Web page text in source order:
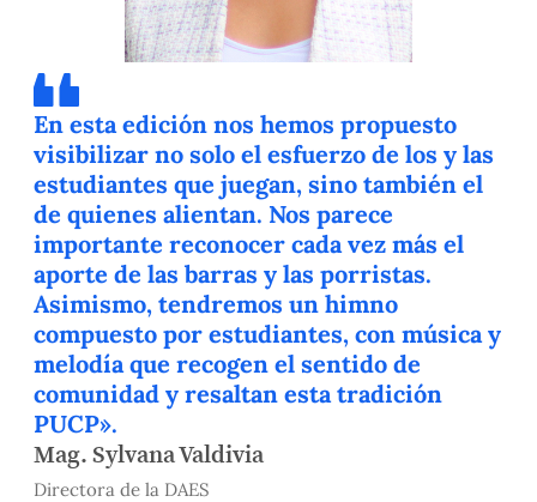
En esta edición nos hemos propuesto
visibilizar no solo el esfuerzo de los y las
estudiantes que juegan, sino también el
de quienes alientan. Nos parece
importante reconocer cada vez más el
aporte de las barras y las porristas.
Asimismo, tendremos un himno
compuesto por estudiantes, con música y
melodía que recogen el sentido de
comunidad y resaltan esta tradición
PUCP».
Mag. Sylvana Valdivia
Directora de la DAES